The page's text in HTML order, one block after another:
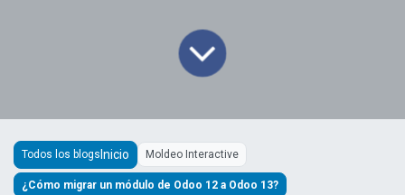
Todos los blogs Moldeo Interactive
¿Cómo migrar un módulo de Odoo 12 a Odoo 13?